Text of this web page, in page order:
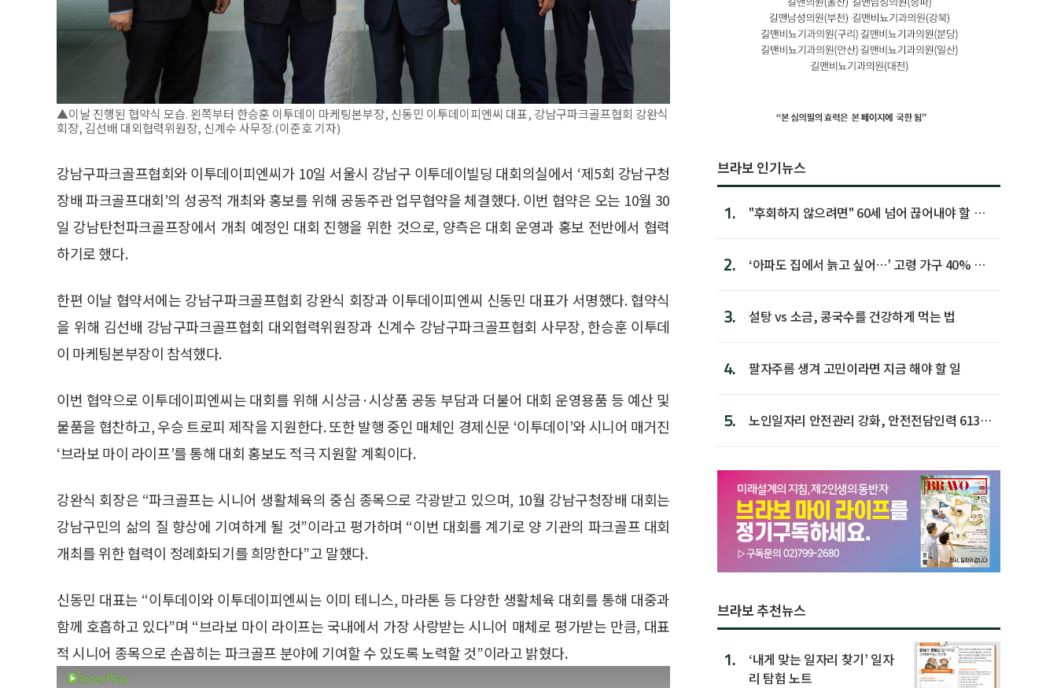
▲이날 진행된 협약식 모습. 왼쪽부터 한승훈 이투데이 마케팅본부장, 신동민 이투데이피엔씨 대표, 강남구파크골프협회 강완식
회장, 김선배 대외협력위원장, 신계수 사무장.(이준호 기자)
강남구파크골프협회와 이투데이피엔씨가 10일 서울시 강남구 이투데이빌딩 대회의실에서 ‘제5회 강남구청
장배 파크골프대회’의 성공적 개최와 홍보를 위해 공동주관 업무협약을 체결했다. 이번 협약은 오는 10월 30
일 강남탄천파크골프장에서 개최 예정인 대회 진행을 위한 것으로, 양측은 대회 운영과 홍보 전반에서 협력
하기로 했다.
한편 이날 협약서에는 강남구파크골프협회 강완식 회장과 이투데이피엔씨 신동민 대표가 서명했다. 협약식
을 위해 김선배 강남구파크골프협회 대외협력위원장과 신계수 강남구파크골프협회 사무장, 한승훈 이투데
이 마케팅본부장이 참석했다.
이번 협약으로 이투데이피엔씨는 대회를 위해 시상금·시상품 공동 부담과 더불어 대회 운영용품 등 예산 및
물품을 협찬하고, 우승 트로피 제작을 지원한다. 또한 발행 중인 매체인 경제신문 ‘이투데이’와 시니어 매거진
‘브라보 마이 라이프’를 통해 대회 홍보도 적극 지원할 계획이다.
강완식 회장은 “파크골프는 시니어 생활체육의 중심 종목으로 각광받고 있으며, 10월 강남구청장배 대회는
강남구민의 삶의 질 향상에 기여하게 될 것”이라고 평가하며 “이번 대회를 계기로 양 기관의 파크골프 대회
개최를 위한 협력이 정례화되기를 희망한다”고 말했다.
신동민 대표는 “이투데이와 이투데이피엔씨는 이미 테니스, 마라톤 등 다양한 생활체육 대회를 통해 대중과
함께 호흡하고 있다”며 “브라보 마이 라이프는 국내에서 가장 사랑받는 시니어 매체로 평가받는 만큼, 대표
적 시니어 종목으로 손꼽히는 파크골프 분야에 기여할 수 있도록 노력할 것”이라고 밝혔다.
브라보 인기뉴스
1.
"후회하지 않으려면" 60세 넘어 끊어내야 할 사
2.
‘아파도 집에서 늙고 싶어…’ 고령 가구 40% 노
3. 설탕 vs 소금, 콩국수를 건강하게 먹는 법
4. 팔자주름 생겨 고민이라면 지금 해야 할 일
5.
노인일자리 안전관리 강화, 안전전담인력 613명
브라보 추천뉴스
1.
‘내게 맞는 일자리 찾기’ 일자
리 탐험 노트